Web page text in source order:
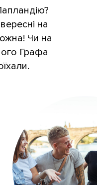
на
Чи на
Графа